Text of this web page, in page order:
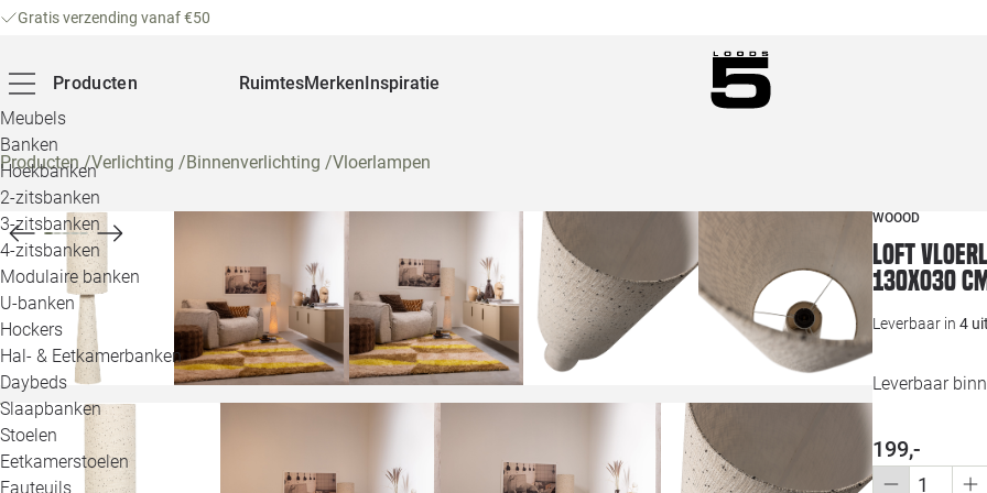
Gratis verzending vanaf €50
Producten
Meubels
Banken
Hoekbanken
2-zitsbanken
3-zitsbanken
4-zitsbanken
Modulaire banken
U-banken
Hockers
Hal- & Eetkamerbanken
Daybeds
Slaapbanken
Stoelen
Eetkamerstoelen
Fauteuils
RuimtesMerkenInspiratie
Producten/Verlichting /Binnenverlichting /Vloerlampen
WOOOD
Loft
130xo30 cm
Leverbaar in 4
Leverbaar
199,-